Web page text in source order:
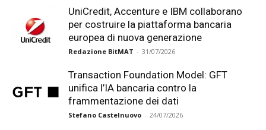
UniCredit, Accenture e IBM collaborano
per costruire la piattaforma bancaria
europea di nuova generazione
Redazione BitMAT - 31/07/2026
Transaction Foundation Model: GFT
unifica l’IA bancaria contro la
frammentazione dei dati
Stefano Castelnuovo - 24/07/2026